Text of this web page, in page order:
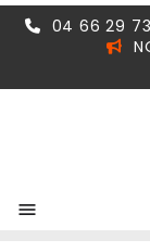
04 66 29
